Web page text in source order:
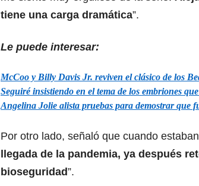
tiene una carga dramática”.
Le puede interesar:
McCoo y Billy Davis Jr. reviven el clásico de los
Seguiré insistiendo en el tema de los embriones
Angelina Jolie alista pruebas para demostrar que
Por otro lado, señaló que cuando
llegada de la pandemia, ya después
bioseguridad”.